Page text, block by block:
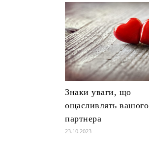
Знаки уваги, що
ощасливлять вашого
партнера
23.10.2023